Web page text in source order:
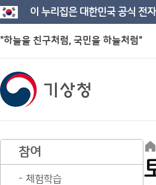
이 누리집은 대한민국 공식 전
"하늘을 친구처럼, 국민을 하늘처럼"
참여
체험학습